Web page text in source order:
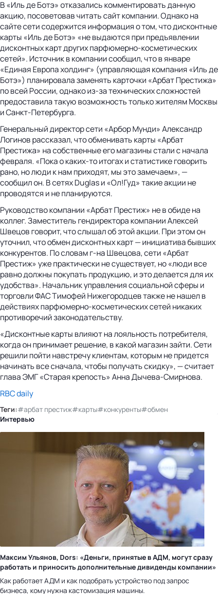
В «Иль де Ботэ» отказались комментировать данную
акцию, посоветовав читать сайт компании. Однако на
сайте сети содержится информация о том, что дисконтные
карты «Иль де Ботэ» «не выдаются при предъявлении
дисконтных карт других парфюмерно-косметических
сетей». Источник в компании сообщил, что в январе
«Единая Европа холдинг» (управляющая компания «Иль де
Ботэ») планировала заменять карточки «Арбат Престижа»
по всей России, однако из-за технических сложностей
предоставила такую возможность только жителям Москвы
и Санкт-Петербурга.
Генеральный директор сети «Арбор Мунди» Александр
Логинов рассказал, что обменивать карты «Арбат
Престижа» на собственные его магазины стали с начала
февраля. «Пока о каких-то итогах и статистике говорить
рано, но люди к нам приходят, мы это замечаем», —
сообщил он. В сетях Duglas и «Ол!Гуд» такие акции не
проводятся и не планируются.
Руководство компании «Арбат Престиж» не в обиде на
коллег. Заместитель гендиректора компании Алексей
Швецов говорит, что слышал об этой акции. При этом он
уточнил, что обмен дисконтных карт — инициатива бывших
конкурентов. По словам г-на Швецова, сети «Арбат
Престиж» уже практически не существует, но «люди все
равно должны покупать продукцию, и это делается для их
удобства». Начальник управления социальной сферы и
торговли ФАС Тимофей Нижегородцев также не нашел в
действиях парфюмерно-косметических сетей никаких
противоречий законодательству.
«Дисконтные карты влияют на лояльность потребителя,
когда он принимает решение, в какой магазин зайти. Сети
решили пойти навстречу клиентам, которым не придется
начинать все сначала, чтобы получать скидку», — считает
глава ЭМГ «Старая крепость» Анна Дычева-Смирнова.
RBC daily
Теги:#арбат престиж#карты#конкуренты#обмен
Интервью
Максим Ульянов, Dors: «Деньги, принятые в АДМ, могут сразу
работать и приносить дополнительные дивиденды компании»
Как работает АДМ и как подобрать устройство под запрос
бизнеса, кому нужна кастомизация машины.